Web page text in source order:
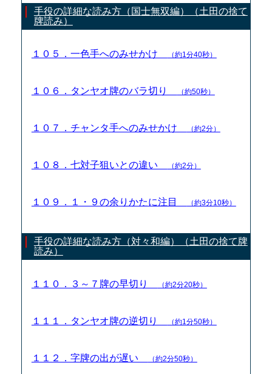
手役の詳細な読み方（国士無双編）（土田の捨て
牌読み）
１０５．一色手へのみせかけ （約1分40秒）
１０６．タンヤオ牌のバラ切り （約50秒）
１０７．チャンタ手へのみせかけ （約2分）
１０８．七対子狙いとの違い （約2分）
１０９．１・９の余りかたに注目 （約3分10秒）
手役の詳細な読み方（対々和編）（土田の捨て牌
読み）
１１０．３～７牌の早切り （約2分20秒）
１１１．タンヤオ牌の逆切り （約1分50秒）
１１２．字牌の出が遅い （約2分50秒）